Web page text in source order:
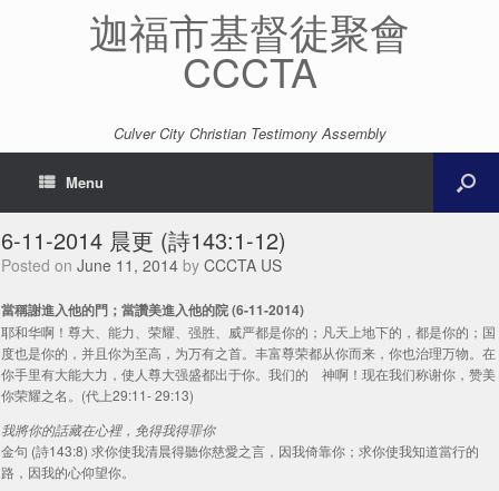
迦福市基督徒聚會
CCCTA
Culver City Christian Testimony Assembly
Menu
6-11-2014 晨更 (詩143:1-12)
Posted on June 11, 2014 by CCCTA US
當稱謝進入他的門；當讚美進入他的院 (6-11-2014)
耶和华啊！尊大、能力、荣耀、强胜、威严都是你的；凡天上地下的，都是你的；国
度也是你的，并且你为至高，为万有之首。丰富尊荣都从你而来，你也治理万物。在
你手里有大能大力，使人尊大强盛都出于你。我们的 神啊！现在我们称谢你，赞美
你荣耀之名。(代上29:11- 29:13)
我將你的話藏在心裡，免得我得罪你
金句 (詩143:8) 求你使我清晨得聽你慈愛之言，因我倚靠你；求你使我知道當行的
路，因我的心仰望你。